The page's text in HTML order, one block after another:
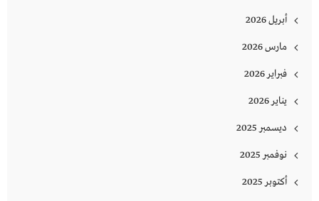
أبريل 2026
مارس 2026
فبراير 2026
يناير 2026
ديسمبر 2025
نوفمبر 2025
أكتوبر 2025